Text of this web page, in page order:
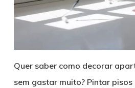
Quer saber como decorar
sem gastar muito? Pintar